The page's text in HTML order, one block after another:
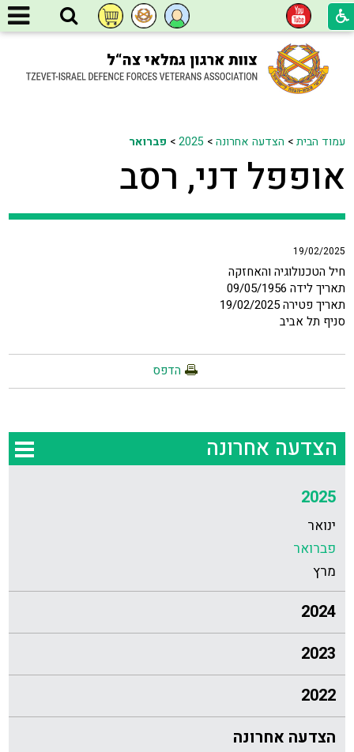
עמוד הבית> הצדעה אחרונה>
2025
> פברואר
אופפל דני, רסב
19/02/2025
חיל הטכנולוגיה והאחזקה
תאריך לידה 09/05/1956
תאריך פטירה 19/02/2025
סניף תל אביב
הדפס
הצדעה אחרונה
2025
ינואר
פברואר
מרץ
2024
2023
2022
הצדעה אחרונה